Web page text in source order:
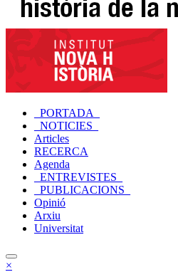
_PORTADA_
_NOTICIES_
Articles
RECERCA
Agenda
_ENTREVISTES_
_PUBLICACIONS_
Opinió
Arxiu
Universitat
×